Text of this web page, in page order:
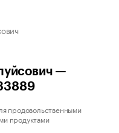
—
продовольственными
продуктами